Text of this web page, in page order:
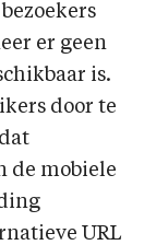
er geen
is.
door te
de mobiele
URL